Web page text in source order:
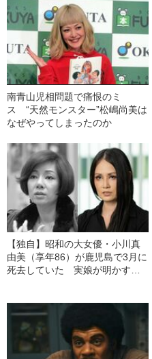
南青山児相問題で痛恨のミ
ス “天然モンスター”松嶋尚美は
なぜやってしまったのか
【独自】昭和の大女優・小川真
由美（享年86）が鹿児島で3月に
死去していた 実娘が明かす